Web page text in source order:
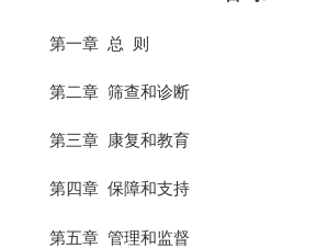
第一章 总 则
第二章 筛查和诊断
第三章 康复和教育
第四章 保障和支持
第五章 管理和监督